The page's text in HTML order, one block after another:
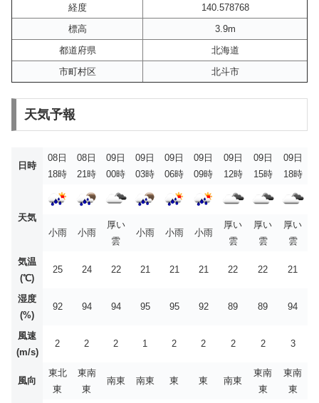
経度
140.578768
標高
3.9m
都道府県
北海道
市町村区
北斗市
天気予報
日時
08日
18時
08日
21時
09日
00時
09日
03時
09日
06時
09日
09時
09日
12時
09日
15時
09日
18時
天気
小雨
小雨
厚い
雲
小雨 小雨 小雨
厚い
雲
厚い
雲
厚い
雲
気温
(℃)
25 24 22 21 21 21 22 22 21
湿度
(%)
92 94 94 95 95 92 89 89 94
風速
(m/s)
2 2 2 1 2 2 2 2 3
風向
東北
東
東南
東
南東 南東 東 東 南東
東南
東
東南
東